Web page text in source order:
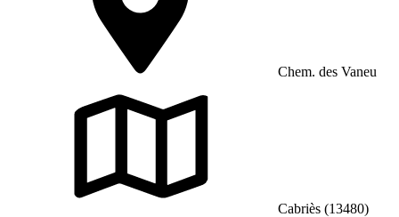
Chem. des Vaneu
Cabriès (13480)